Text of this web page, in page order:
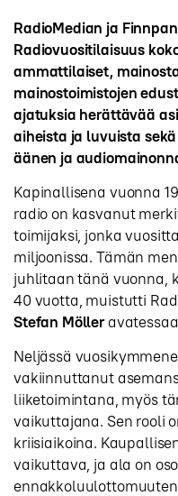
RadioMedian ja
Radiovuositilaisuus
ammattilaiset,
mainostoimistojen
ajatuksia herättävää
aiheista ja luvuista
äänen ja
Kapinallisena vuonna
radio on kasvanut
toimijaksi, jonka
miljoonissa. Tämän
juhlitaan tänä vuonna,
40 vuotta, muistutti
Stefan Möller
Neljässä
vakiinnuttanut
liiketoimintana, myös
vaikuttajana. Sen rooli
kriisiaikoina.
vaikuttava, ja ala on